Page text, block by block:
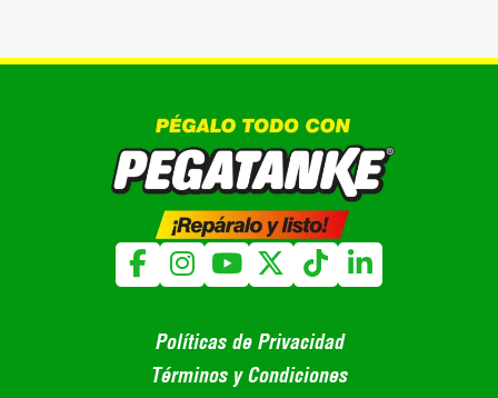
Políticas de Privacidad
Términos y Condiciones